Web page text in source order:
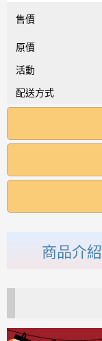
售價
原價
活動
配送方式
商品介紹